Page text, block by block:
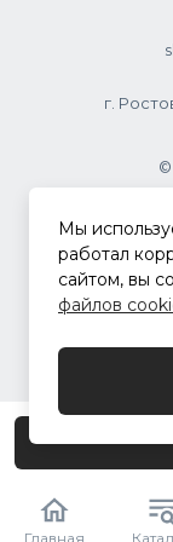
Главная
г.
©
Мы
работал
сайтом, вы
файлов